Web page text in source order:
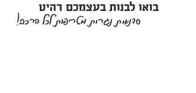
סדנאות נגרות מטריפות לכל הרכב!
בואו לבנות בעצמכם רהיט